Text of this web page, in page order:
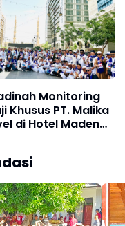
Monitoring
Khusus PT. Malika
di Hotel Maden